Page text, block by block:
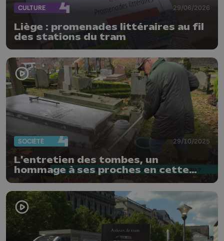
CULTURE 29/06/2026
Liège : promenades littéraires au fil
des stations du tram
SOCIÉTÉ 29/10/2025
L'entretien des tombes, un
hommage à ses proches en cette
période de Toussaint